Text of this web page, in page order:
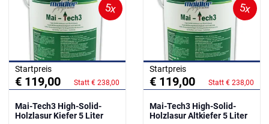
5x
Startpreis
€ 119,00 Statt € 238,00
Mai-Tech3 High-Solid-
Holzlasur Kiefer 5 Liter
5x
Startpreis
€ 119,00 Statt € 238,00
Mai-Tech3 High-Solid-
Holzlasur Altkiefer 5 Liter